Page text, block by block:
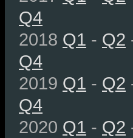
Q4
2018 Q1 - Q2
Q4
2019 Q1 - Q2
Q4
2020 Q1 - Q2